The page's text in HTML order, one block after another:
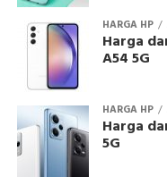
HARGA HP
Harga
A54 5G
HARGA HP
Harga
5G